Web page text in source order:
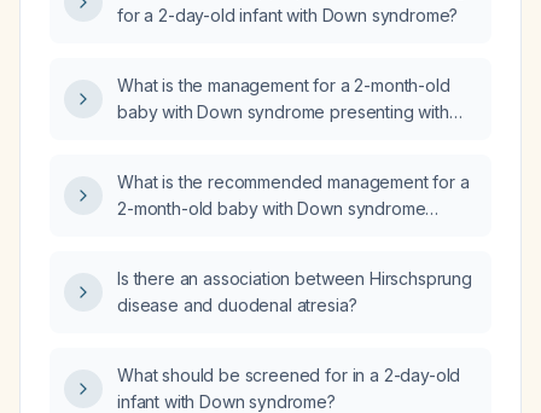
for a 2-day-old infant with Down syndrome?
What is the management for a 2-month-old
baby with Down syndrome presenting with
What is the recommended management for a
2-month-old baby with Down syndrome
Is there an association between Hirschsprung
disease and duodenal atresia?
What should be screened for in a 2-day-old
infant with Down syndrome?